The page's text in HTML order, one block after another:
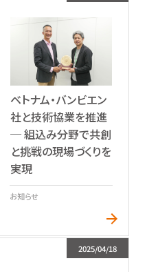
ベトナム・バンビエン
社と技術協業を推進
─ 組込み分野で共創
と挑戦の現場づくりを
実現
お知らせ
2025/04/18